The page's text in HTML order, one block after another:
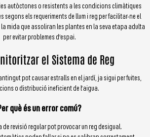
autòctones o resistents a les condicions climàtiques
segons els requeriments de llum i reg per facilitar-ne el
mida que assoliran les plantes en la seva etapa adulta
per evitar problemes d’espai.
el Sistema de Reg
pot causar estralls en el jardí, ja sigui per fuites,
o distribució ineficient de l’aigua.
què és un error comú?
de revisió regular pot provocar un reg desigual.